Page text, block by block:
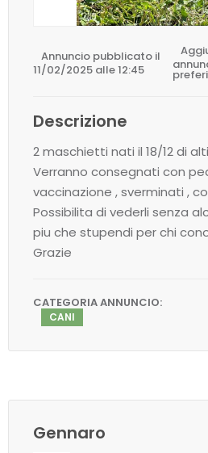
Annuncio pubblicato il
11/02/2025 alle 12:45
Descrizione
2 maschietti nati il 18/12 di
Verranno consegnati con
vaccinazione , sverminati ,
Possibilita di vederli senza
piu che stupendi per chi
Grazie
CATEGORIA ANNUNCIO:
CANI
Gennaro